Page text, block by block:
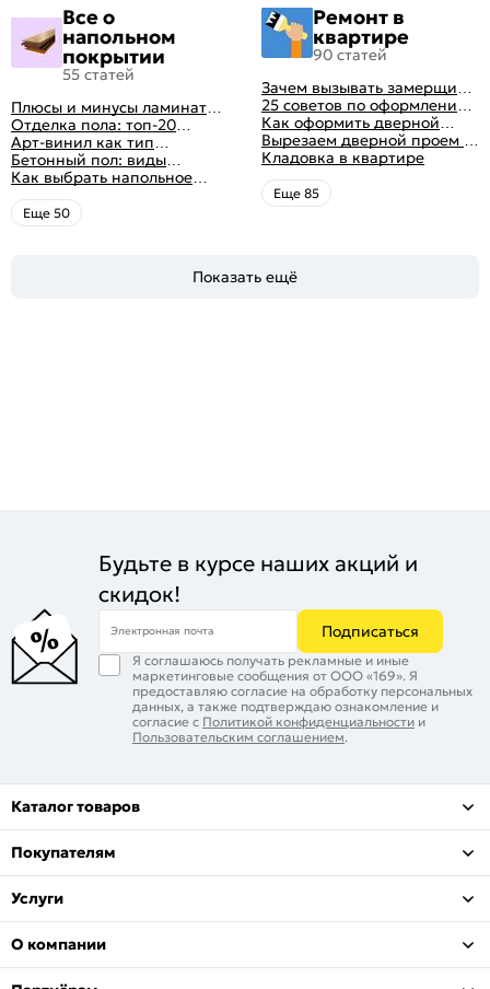
Все о
напольном
покрытии
55 статей
Плюсы и минусы ламината:
как выбрать качественное
напольное покрытие
Отделка пола: топ-20
вариантов напольных
покрытий
Арт-винил как тип
напольного покрытия
Бетонный пол: виды
конструкций и технология
заливки
Как выбрать напольное
покрытие: плюсы и минусы
всех вариантов на
современном рынке
Eще 50
Ремонт в
квартире
90 статей
Зачем вызывать замерщика
для установки дверей
25 советов по оформлению
дверного проема без двери
+ 50 фото
Как оформить дверной
проем без двери
Вырезаем дверной проем в
различных материалах
стены
Кладовка в квартире
Eще 85
Показать ещё
Будьте в курсе наших акций и
скидок!
Электронная почта Подписаться
Я соглашаюсь получать рекламные и иные
маркетинговые сообщения от ООО «169». Я
предоставляю согласие на обработку персональных
данных, а также подтверждаю ознакомление и
согласие с Политикой конфиденциальности и
Пользовательским соглашением.
Каталог товаров
Покупателям
Услуги
О компании